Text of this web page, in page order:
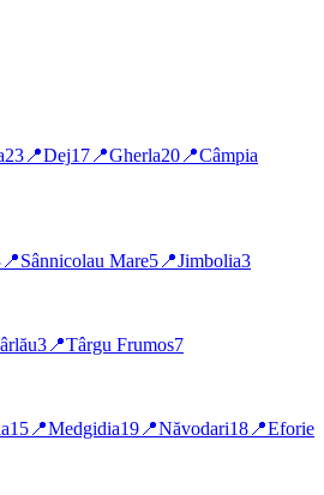
23 📍Dej17 📍Gherla20 📍Câmpia
📍Sânnicolau Mare5 📍Jimbolia3
3 📍Târgu Frumos7
15 📍Medgidia19 📍Năvodari18 📍Eforie